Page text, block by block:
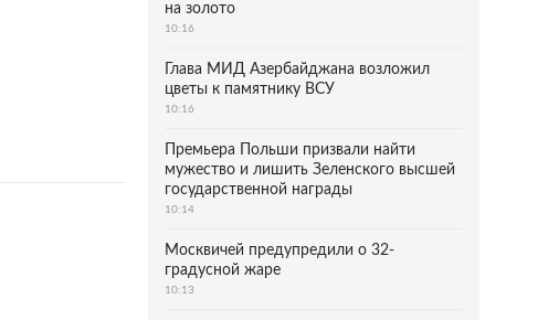
на золото
10:16
Глава МИД Азербайджана возложил
цветы к памятнику ВСУ
10:16
Премьера Польши призвали найти
мужество и лишить Зеленского высшей
государственной награды
10:14
Москвичей предупредили о 32-
градусной жаре
10:13